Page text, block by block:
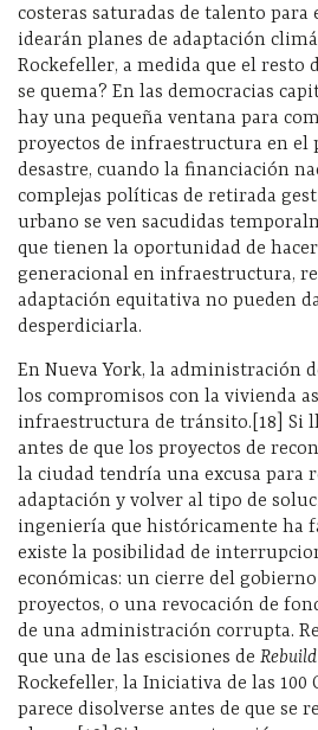
costeras saturadas de talento para
idearán planes de adaptación
Rockefeller, a medida que el resto
se quema? En las democracias
hay una pequeña ventana para
proyectos de infraestructura en el
desastre, cuando la financiación
complejas políticas de retirada
urbano se ven sacudidas
que tienen la oportunidad de
generacional en infraestructura,
adaptación equitativa no pueden
desperdiciarla.
En Nueva York, la administración
los compromisos con la vivienda
infraestructura de tránsito.[18] Si
antes de que los proyectos de
la ciudad tendría una excusa para
adaptación y volver al tipo de
ingeniería que históricamente ha
existe la posibilidad de
económicas: un cierre del
proyectos, o una revocación de
de una administración corrupta.
que una de las escisiones de Rebuild
Rockefeller, la Iniciativa de las 100
parece disolverse antes de que se